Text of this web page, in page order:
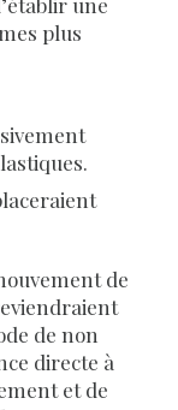
plus
de
de non
directe à
et de